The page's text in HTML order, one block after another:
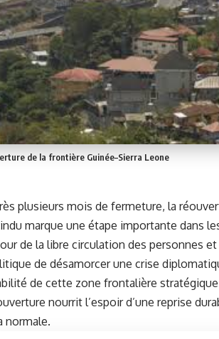
de la frontière Guinée–Sierra Leone
plusieurs mois de fermeture, la
marque une étape importante dans
de la libre circulation des personnes
de désamorcer une crise
de cette zone frontalière
nourrit l’espoir d’une reprise
normale.